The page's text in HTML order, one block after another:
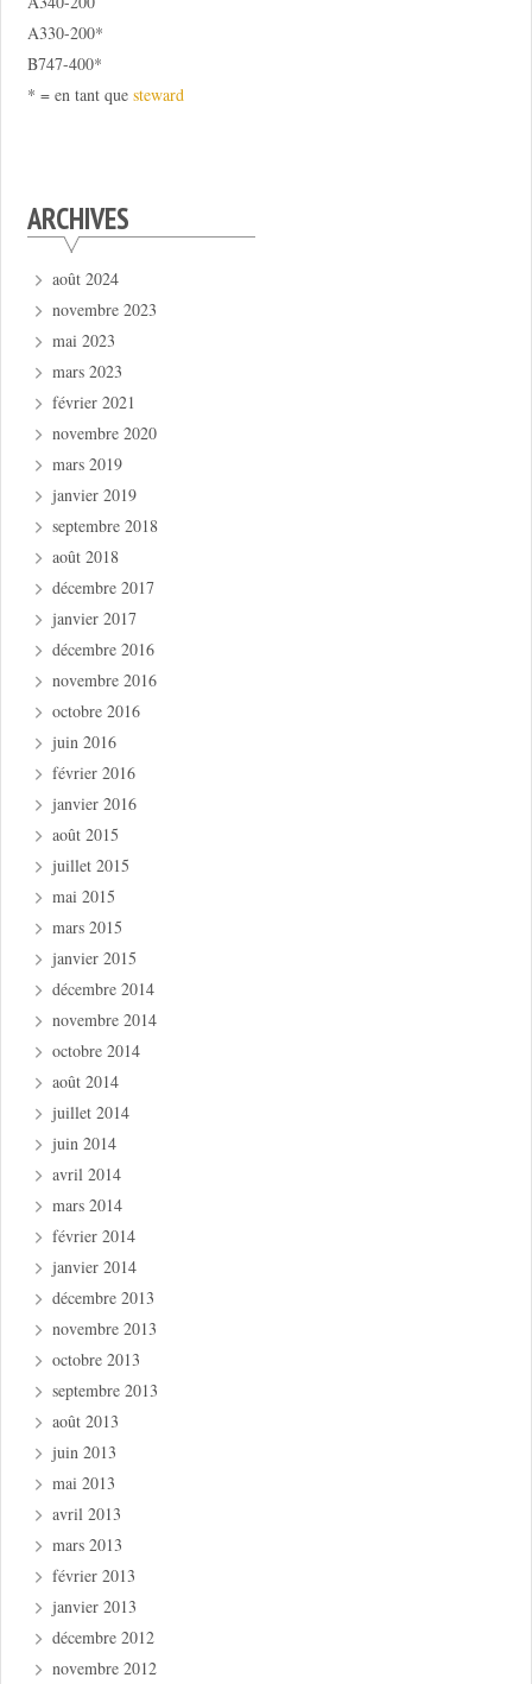
A330-200*
B747-400*
* = en tant que steward
ARCHIVES
août 2024
novembre 2023
mai 2023
mars 2023
février 2021
novembre 2020
mars 2019
janvier 2019
septembre 2018
août 2018
décembre 2017
janvier 2017
décembre 2016
novembre 2016
octobre 2016
juin 2016
février 2016
janvier 2016
août 2015
juillet 2015
mai 2015
mars 2015
janvier 2015
décembre 2014
novembre 2014
octobre 2014
août 2014
juillet 2014
juin 2014
avril 2014
mars 2014
février 2014
janvier 2014
décembre 2013
novembre 2013
octobre 2013
septembre 2013
août 2013
juin 2013
mai 2013
avril 2013
mars 2013
février 2013
janvier 2013
décembre 2012
novembre 2012